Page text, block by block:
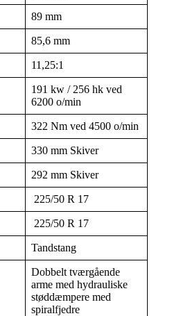
89 mm
85,6 mm
11,25:1
191 kw / 256 hk ved
6200 o/min
322 Nm ved 4500 o/min
330 mm Skiver
292 mm Skiver
225/50 R 17
225/50 R 17
Tandstang
Dobbelt tværgående
arme med hydrauliske
støddæmpere med
spiralfjedre